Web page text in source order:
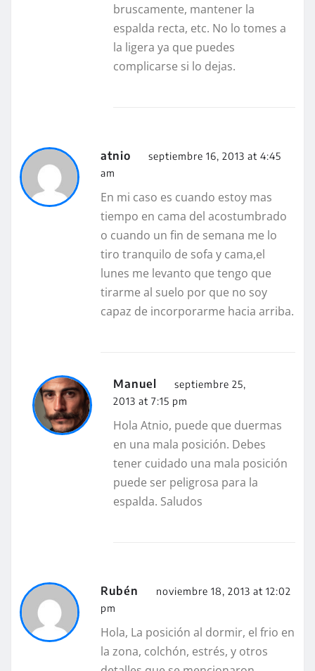
bruscamente, mantener la
espalda recta, etc. No lo tomes a
la ligera ya que puedes
complicarse si lo dejas.
atnio
septiembre 16, 2013 at 4:45
am
En mi caso es cuando estoy mas
tiempo en cama del acostumbrado
o cuando un fin de semana me lo
tiro tranquilo de sofa y cama,el
lunes me levanto que tengo que
tirarme al suelo por que no soy
capaz de incorporarme hacia arriba.
Manuel
septiembre 25,
2013 at 7:15 pm
Hola Atnio, puede que duermas
en una mala posición. Debes
tener cuidado una mala posición
puede ser peligrosa para la
espalda. Saludos
Rubén
noviembre 18, 2013 at 12:02
pm
Hola, La posición al dormir, el frio en
la zona, colchón, estrés, y otros